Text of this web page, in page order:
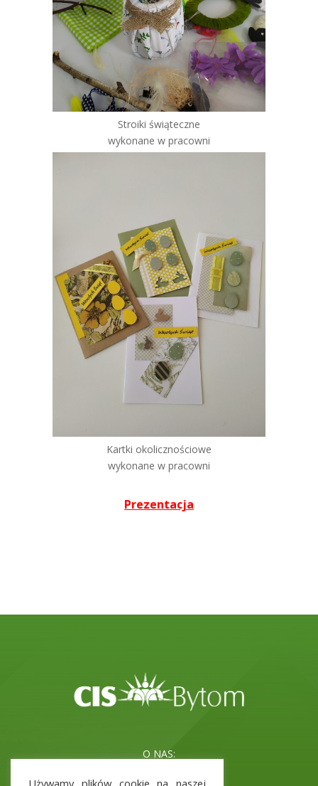
Stroiki świąteczne
wykonane w pracowni
Kartki okolicznościowe
wykonane w pracowni
Prezentacja
O NAS:
Używamy plików cookie na naszej